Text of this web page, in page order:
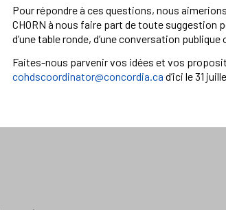
Pour répondre à ces questions, nous
CHORN à nous faire part de toute
d’une table ronde, d’une conversation publique
Faites-nous parvenir vos idées et vos
cohdscoordinator@concordia.ca d’ici le 31